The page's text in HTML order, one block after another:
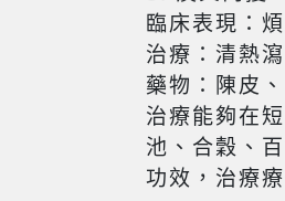
臨床表現：
治療：清熱
藥物：陳皮
治療能夠在
池、合穀、
功效，治療